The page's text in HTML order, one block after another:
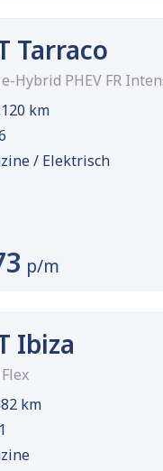
Tarraco
e-Hybrid PHEV FR
km
/ Elektrisch
p/m
Ibiza
km